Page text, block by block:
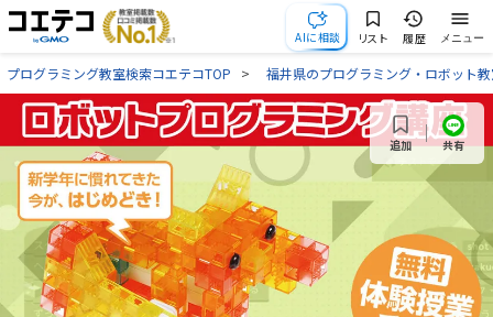
AIに相談 リスト 履歴 メニュー
プログラミング教室検索コエテコTOP 福井県のプログラミング・ロボット
追加 共有